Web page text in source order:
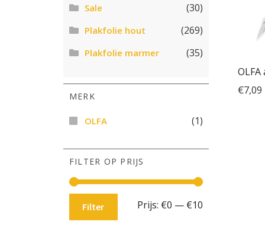
OLFA
€7,09
Sale (30)
Plakfolie hout (269)
Plakfolie marmer (35)
MERK
OLFA (1)
FILTER OP PRIJS
Min.
Max.
Filter Prijs: €0 — €10